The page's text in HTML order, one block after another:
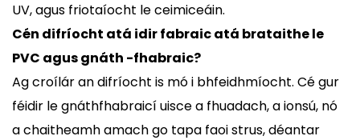
UV, agus friotaíocht le ceimiceáin.
Cén difríocht atá idir fabraic atá brataithe le
PVC agus gnáth -fhabraic?
Ag croílár an difríocht is mó i bhfeidhmíocht. Cé gur
féidir le gnáthfhabraicí uisce a fhuadach, a ionsú, nó
a chaitheamh amach go tapa faoi strus, déantar